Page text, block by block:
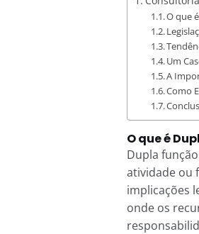
O que
Um
A
Como
O que é
Dupla
atividade ou
implicações
onde os